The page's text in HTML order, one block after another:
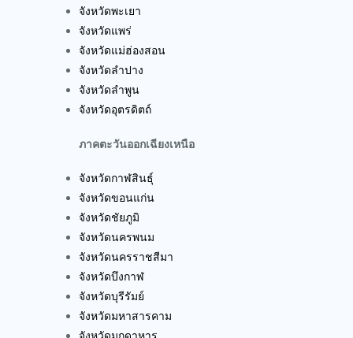
จังหวัดพะเยา
จังหวัดแพร่
จังหวัดแม่ฮ่องสอน
จังหวัดลำปาง
จังหวัดลำพูน
จังหวัดอุตรดิตถ์
ภาคตะวันออกเฉียงเหนือ
จังหวัดกาฬสินธุ์
จังหวัดขอนแก่น
จังหวัดชัยภูมิ
จังหวัดนครพนม
จังหวัดนครราชสีมา
จังหวัดบึงกาฬ
จังหวัดบุรีรัมย์
จังหวัดมหาสารคาม